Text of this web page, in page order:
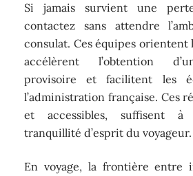
Si jamais survient une
contactez sans attendre
consulat. Ces équipes orientent
accélèrent l’obtention
provisoire et facilitent les
l’administration française. Ces
et accessibles, suffisent à
tranquillité d’esprit du voyageur.
En voyage, la frontière entre